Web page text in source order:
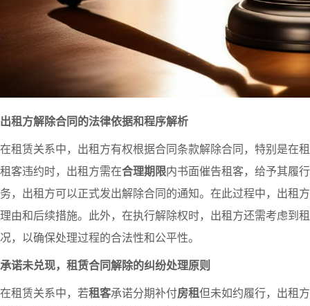
出租方解除合同的法律依据和程序解析
在租赁关系中，出租方有权根据合同条款解除合同，特别是在
租客违约时，出租方需在合理期限内书面催告租客，给予其履
务，出租方可以正式发出解除合同的通知。在此过程中，出租
理由和后续措施。此外，在执行解除权时，出租方还需考虑到
况，以确保处理过程的合法性和公平性。
承诺未兑现，租赁合同解除的纠纷处理原则
在租赁关系中，若租客承诺分期补付房租但未如约履行，出租